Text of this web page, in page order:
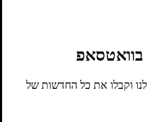
וקבלו את כל החדשות של